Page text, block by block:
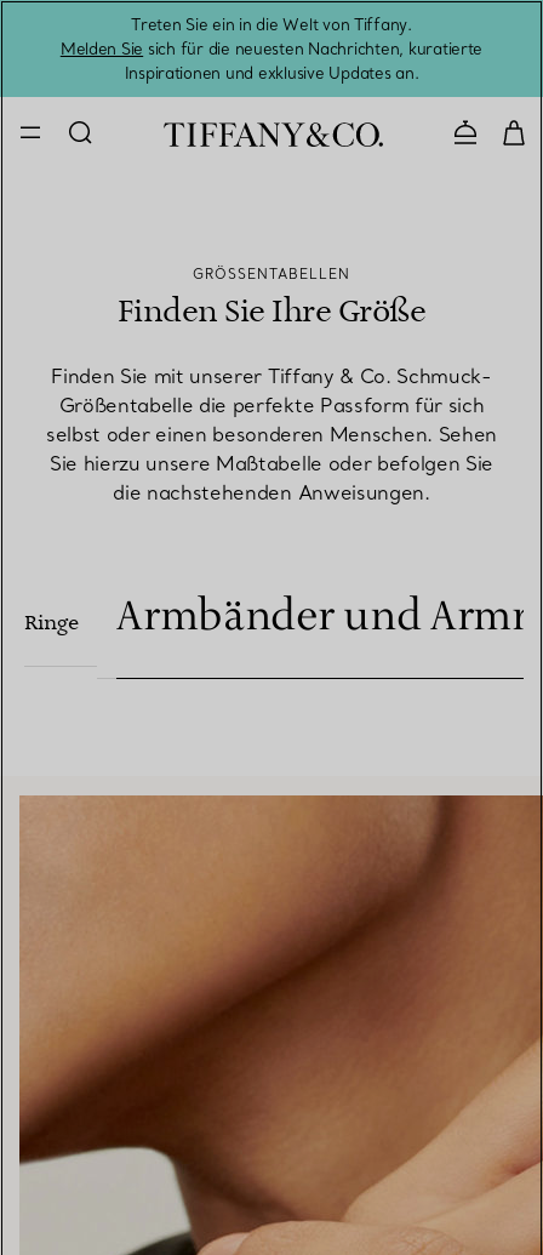
Treten Sie ein in die Welt von Tiffany.
Melden Sie sich für die neuesten Nachrichten, kuratierte
Inspirationen und exklusive Updates an.
GRÖSSENTABELLEN
Finden Sie Ihre Größe
Finden Sie mit unserer Tiffany & Co. Schmuck-
Größentabelle die perfekte Passform für sich
selbst oder einen besonderen Menschen. Sehen
Sie hierzu unsere Maßtabelle oder befolgen Sie
die nachstehenden Anweisungen.
Ringe Armbänder und